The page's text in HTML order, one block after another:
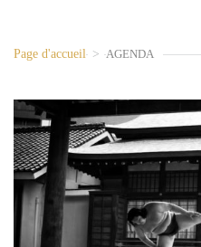
Page d'accueil > AGENDA